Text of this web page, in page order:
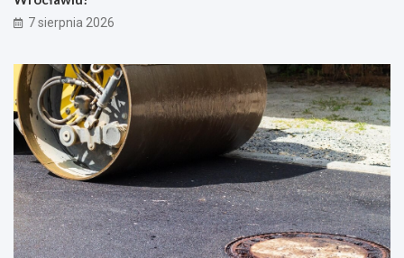
7 sierpnia 2026